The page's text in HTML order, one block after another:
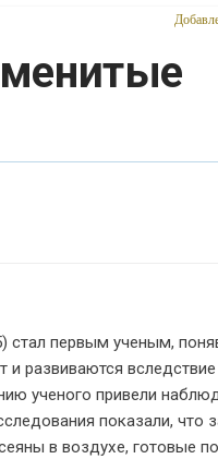
стал первым ученым,
развиваются вследствие
ученого привели
показали, что
в воздухе, готовые